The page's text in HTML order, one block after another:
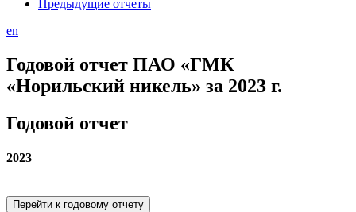
Предыдущие отчеты
en
Годовой отчет ПАО «ГМК
«Норильский никель» за 2023 г.
Годовой отчет
2023
Перейти к годовому отчету